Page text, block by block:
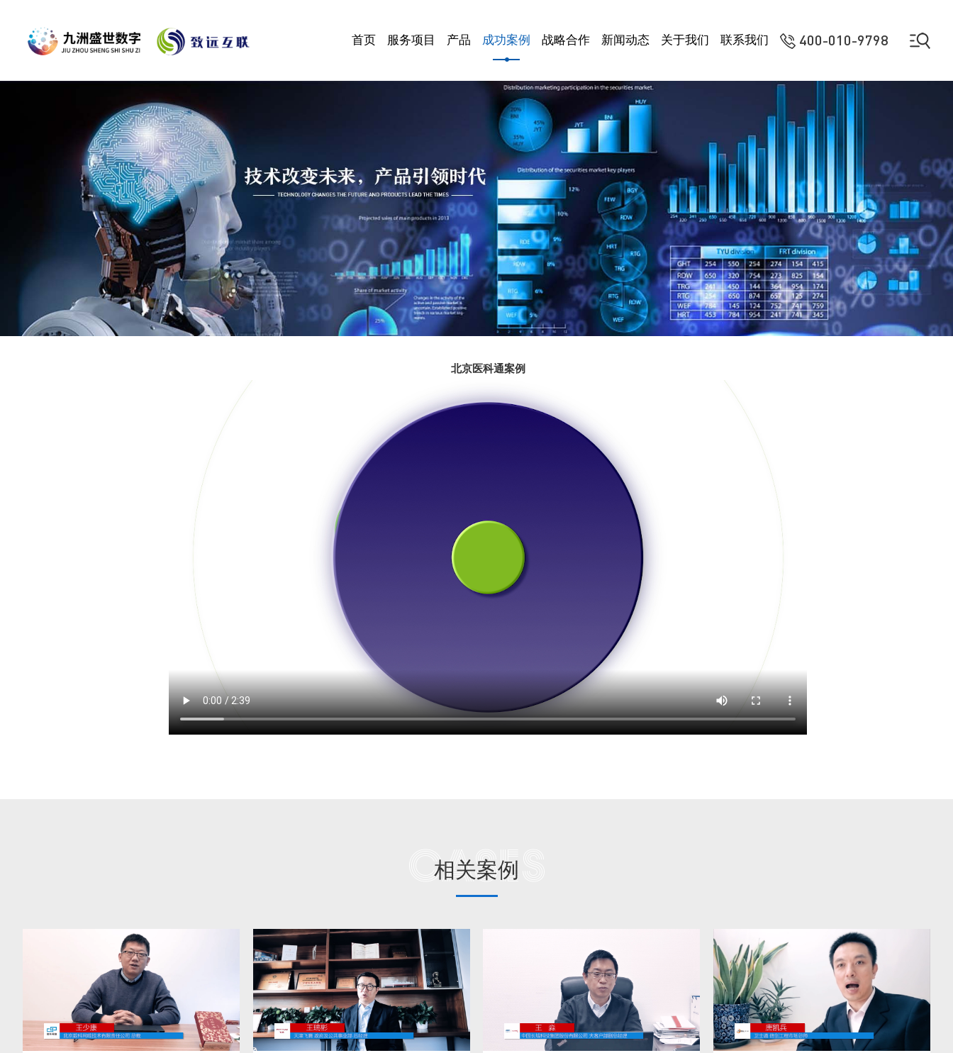
首页 服务项目 产品 成功案例 战略合作 新闻动态 关于我们 联系我们 400-010-9798
北京医科通案例
Cases
相关案例